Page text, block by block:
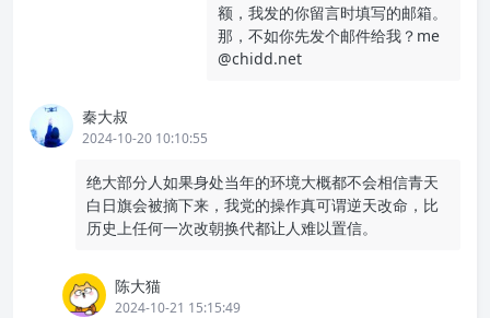
额，我发的你留言时填写的邮箱。
那，不如你先发个邮件给我？me
@chidd.net
秦大叔
2024-10-20 10:10:55
绝大部分人如果身处当年的环境大概都不会相信青天
白日旗会被摘下来，我党的操作真可谓逆天改命，比
历史上任何一次改朝换代都让人难以置信。
陈大猫
2024-10-21 15:15:49